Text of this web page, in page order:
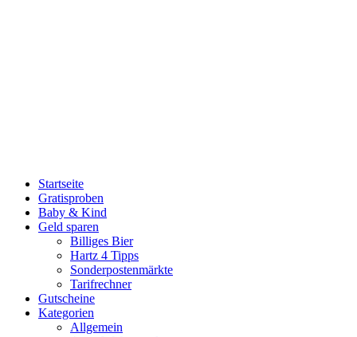
Startseite
Gratisproben
Baby & Kind
Geld sparen
Billiges Bier
Hartz 4 Tipps
Sonderpostenmärkte
Tarifrechner
Gutscheine
Kategorien
Allgemein